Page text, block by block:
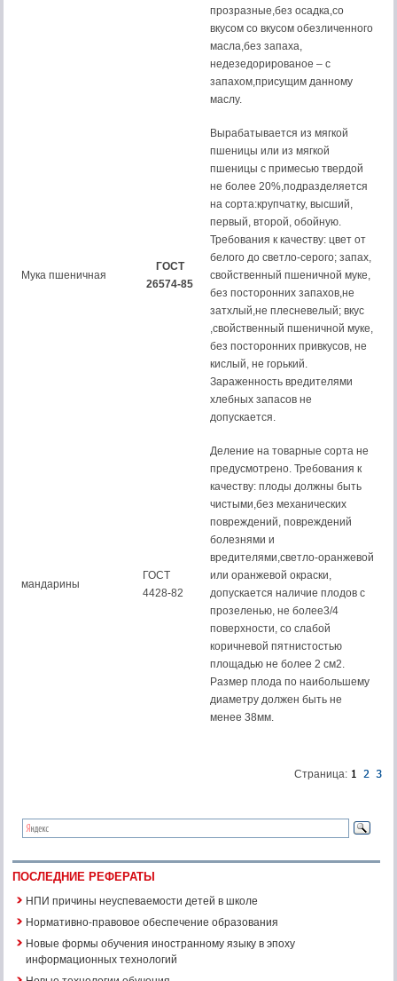
прозразные,без осадка,со
вкусом со вкусом обезличенного
масла,без запаха,
недезедорированое – с
запахом,присущим данному
маслу.
Мука пшеничная
ГОСТ
26574-85
Вырабатывается из мягкой
пшеницы или из мягкой
пшеницы с примесью твердой
не более 20%,подразделяется
на сорта:крупчатку, высший,
первый, второй, обойную.
Требования к качеству: цвет от
белого до светло-серого; запах,
свойственный пшеничной муке,
без посторонних запахов,не
затхлый,не плесневелый; вкус
,свойственный пшеничной муке,
без посторонних привкусов, не
кислый, не горький.
Зараженность вредителями
хлебных запасов не
допускается.
мандарины
ГОСТ
4428-82
Деление на товарные сорта не
предусмотрено. Требования к
качеству: плоды должны быть
чистыми,без механических
повреждений, повреждений
болезнями и
вредителями,светло-оранжевой
или оранжевой окраски,
допускается наличие плодов с
прозеленью, не более3/4
поверхности, со слабой
коричневой пятнистостью
площадью не более 2 см2.
Размер плода по наибольшему
диаметру должен быть не
менее 38мм.
Страница:
ПОСЛЕДНИЕ РЕФЕРАТЫ
НПИ причины неуспеваемости детей в школе
Нормативно-правовое обеспечение образования
Новые формы обучения иностранному языку в эпоху
информационных технологий